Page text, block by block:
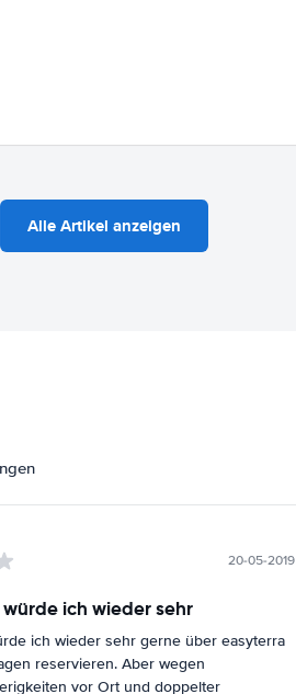
Alle Artikel anzeigen
20-05-2019
ich wieder sehr
ich wieder sehr gerne über easyterra
reservieren. Aber wegen
vor Ort und doppelter